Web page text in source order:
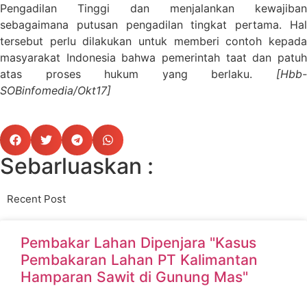
Pengadilan Tinggi dan menjalankan kewajiban
sebagaimana putusan pengadilan tingkat pertama. Hal
tersebut perlu dilakukan untuk memberi contoh kepada
masyarakat Indonesia bahwa pemerintah taat dan patuh
atas proses hukum yang berlaku. [Hbb-
SOBinfomedia/Okt17]
Sebarluaskan :
Recent Post
Pembakar Lahan Dipenjara "Kasus
Pembakaran Lahan PT Kalimantan
Hamparan Sawit di Gunung Mas"